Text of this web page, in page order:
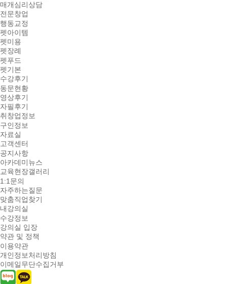
매개심리상담
전문창업
행동교정
펫아이템
펫미용
펫장례
펫푸드
펫기본
수강후기
동문현황
영상후기
자필후기
취창업정보
구인정보
자료실
고객센터
공지사항
아카데미뉴스
교육현장갤러리
1:1문의
자주하는질문
맞춤직업찾기
내강의실
수강정보
강의실 입장
약관 및 정책
이용약관
개인정보처리방침
이메일무단수집거부